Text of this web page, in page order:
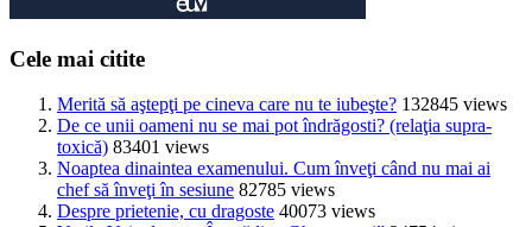
Cele mai citite
Merită să aştepţi pe cineva care nu te iubeşte? 132845 views
De ce unii oameni nu se mai pot îndrăgosti? (relaţia supra-
toxică) 83401 views
Noaptea dinaintea examenului. Cum înveţi când nu mai ai
chef să înveţi în sesiune 82785 views
Despre prietenie, cu dragoste 40073 views